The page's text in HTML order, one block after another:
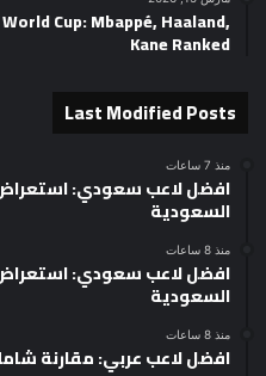
Cup: Mbappé, Haaland,
Kane Ranked
Last Modified Posts
منذ 7 ساعات
افضل لاعب سعودي: استعراض
السعودية
منذ 8 ساعات
افضل لاعب سعودي: استعراض
السعودية
منذ 8 ساعات
افضل لاعب عربي: مقارنة